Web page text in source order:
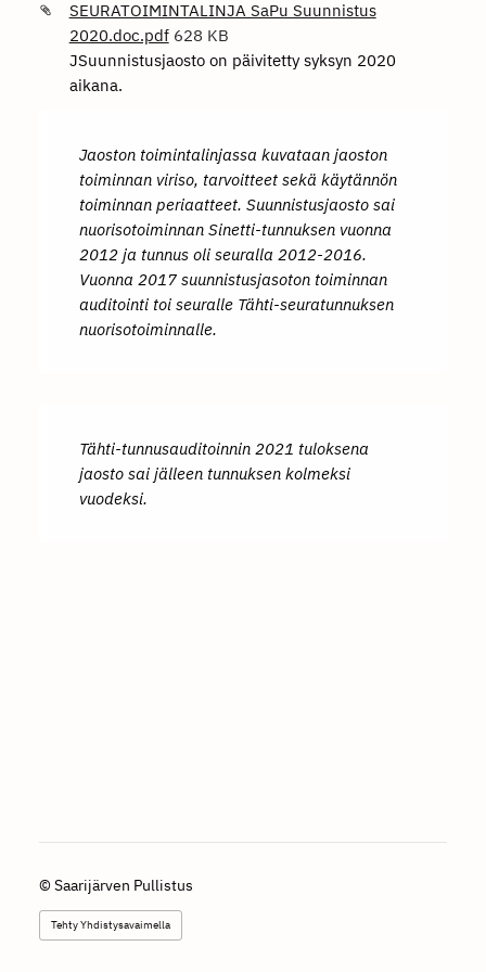
SEURATOIMINTALINJA SaPu Suunnistus
2020.doc.pdf 628 KB
JSuunnistusjaosto on päivitetty syksyn 2020
aikana.
Jaoston toimintalinjassa kuvataan jaoston
toiminnan viriso, tarvoitteet sekä käytännön
toiminnan periaatteet. Suunnistusjaosto sai
nuorisotoiminnan Sinetti-tunnuksen vuonna
2012 ja tunnus oli seuralla 2012-2016.
Vuonna 2017 suunnistusjasoton toiminnan
auditointi toi seuralle Tähti-seuratunnuksen
nuorisotoiminnalle.
Tähti-tunnusauditoinnin 2021 tuloksena
jaosto sai jälleen tunnuksen kolmeksi
vuodeksi.
© Saarijärven Pullistus
Tehty Yhdistysavaimella